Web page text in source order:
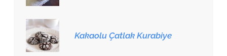
Kakaolu Çatlak Kurabiye